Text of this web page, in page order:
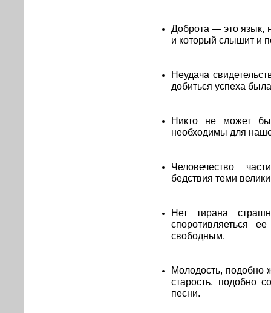
Доброта — это язык,
и который слышит и
Неудача
добиться успеха
Никто не может
необходимы для
Человечество
бедствия теми
Нет тирана
споротивляеться
свободным.
Молодость, подобно
старость, подобно
песни.